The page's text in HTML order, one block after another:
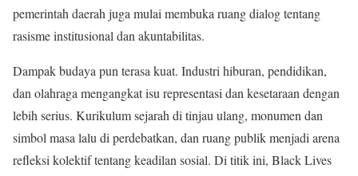
pemerintah daerah juga mulai membuka ruang dialog tentang
rasisme institusional dan akuntabilitas.
Dampak budaya pun terasa kuat. Industri hiburan, pendidikan,
dan olahraga mengangkat isu representasi dan kesetaraan dengan
lebih serius. Kurikulum sejarah di tinjau ulang, monumen dan
simbol masa lalu di perdebatkan, dan ruang publik menjadi arena
refleksi kolektif tentang keadilan sosial. Di titik ini, Black Lives